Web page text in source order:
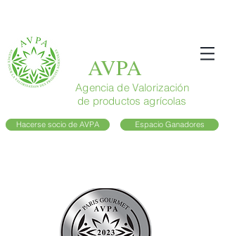
AVPA
Agencia de Valorización
de productos agrícolas
Hacerse socio de AVPA Espacio Ganadores